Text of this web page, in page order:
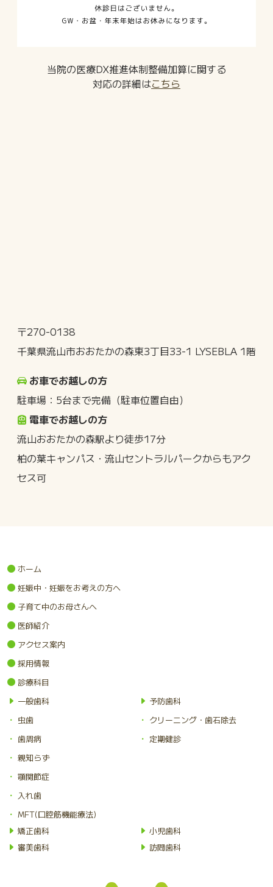
当院の医療DX推進体制整備加算に関する
対応の詳細はこちら
〒270-0138
千葉県流山市おおたかの森東3丁目33-1 LYSEBLA 1階
お車でお越しの方
駐車場：5台まで完備（駐車位置自由）
電車でお越しの方
流山おおたかの森駅より徒歩17分
柏の葉キャンパス・流山セントラルパークからもアク
セス可
ホーム
妊娠中・妊娠をお考えの方へ
子育て中のお母さんへ
医師紹介
アクセス案内
採用情報
診療科目
一般歯科
虫歯
歯周病
親知らず
顎関節症
入れ歯
MFT(口腔筋機能療法)
予防歯科
クリーニング・歯石除去
定期健診
矯正歯科
小児歯科
審美歯科
訪問歯科